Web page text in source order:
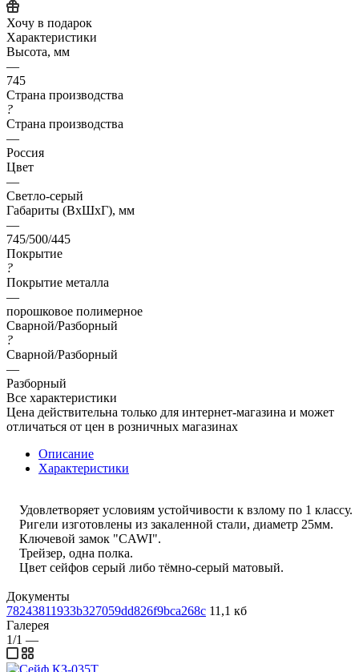
Хочу в подарок
Характеристики
Высота, мм
—
745
Страна производства
?
Страна производства
—
Россия
Цвет
—
Светло-серый
Габариты (ВхШхГ), мм
—
745/500/445
Покрытие
?
Покрытие металла
—
порошковое полимерное
Сварной/Разборный
?
Сварной/Разборный
—
Разборный
Все характеристики
Цена действительна только для интернет-магазина и может
отличаться от цен в розничных магазинах
Описание
Характеристики
Удовлетворяет условиям устойчивости к взлому по 1 классу.
Ригели изготовлены из закаленной стали, диаметр 25мм.
Ключевой замок "CAWI".
Трейзер, одна полка.
Цвет сейфов серый либо тёмно-серый матовый.
Документы
78243811933b327059dd826f9bca268c 11,1 кб
Галерея
1/1 —